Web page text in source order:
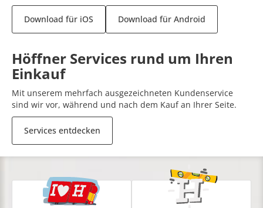
Download für iOS Download für Android
Höffner Services rund um Ihren
Einkauf
Mit unserem mehrfach ausgezeichneten Kundenservice
sind wir vor, während und nach dem Kauf an Ihrer Seite.
Services entdecken